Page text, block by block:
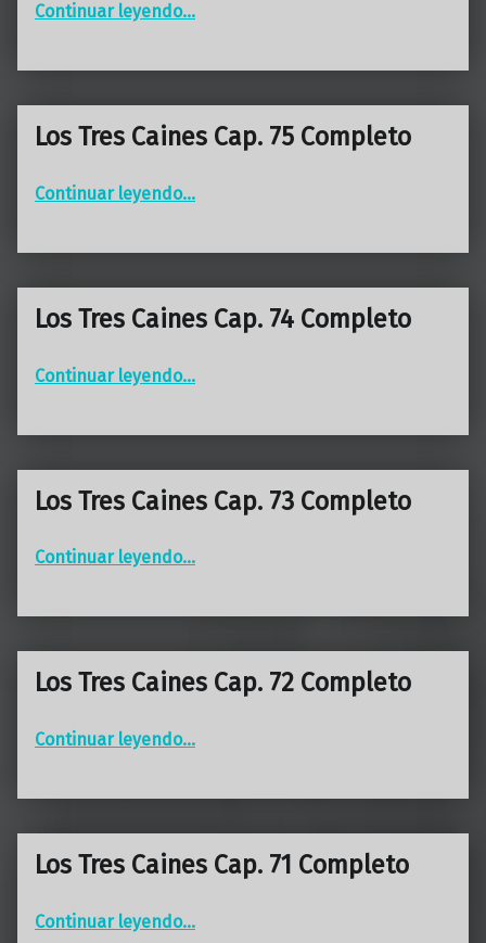
Continuar leyendo…
Los Tres Caines Cap. 75 Completo
Continuar leyendo…
Los Tres Caines Cap. 74 Completo
Continuar leyendo…
Los Tres Caines Cap. 73 Completo
Continuar leyendo…
Los Tres Caines Cap. 72 Completo
Continuar leyendo…
Los Tres Caines Cap. 71 Completo
Continuar leyendo…